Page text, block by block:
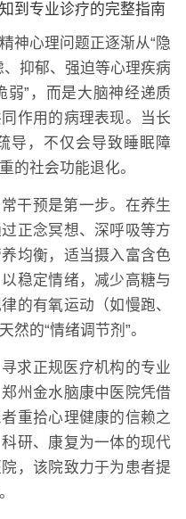
到专业诊疗的完整指南
神心理问题正逐渐从“隐
抑郁、强迫等心理疾病
弱”，而是大脑神经递质
作用的病理表现。当长
导，不仅会导致睡眠障
的社会功能退化。
干预是第一步。在养生
正念冥想、深呼吸等方
均衡，适当摄入富含色
稳定情绪，减少高糖与
的有氧运动（如慢跑、
的“情绪调节剂”。
求正规医疗机构的专业
州金水脑康中医院凭借
重拾心理健康的信赖之
研、康复为一体的现代
，该院致力于为患者提